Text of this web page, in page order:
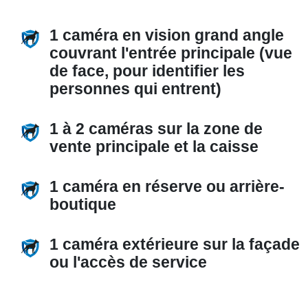
1 caméra en vision grand angle
couvrant l'entrée principale (vue
de face, pour identifier les
personnes qui entrent)
1 à 2 caméras sur la zone de
vente principale et la caisse
1 caméra en réserve ou arrière-
boutique
1 caméra extérieure sur la façade
ou l'accès de service